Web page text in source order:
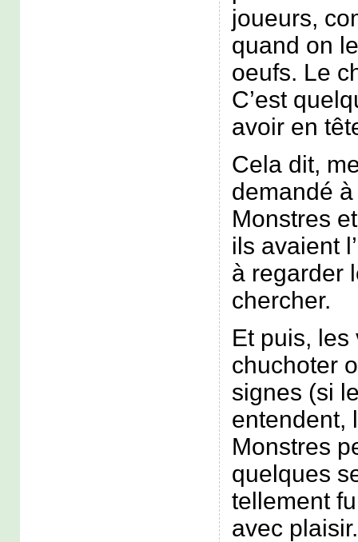
joueurs,
quand on
oeufs. Le
C’est
avoir en
Cela dit,
demandé
Monstres
ils avaient
à regarder
chercher.
Et puis, les
chuchoter
signes (si
entendent,
Monstres
quelques
tellement
avec plaisir.